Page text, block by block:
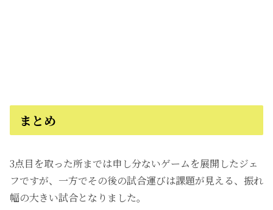
まとめ
3点目を取った所までは申し分ないゲームを展開したジェ
フですが、一方でその後の試合運びは課題が見える、振れ
幅の大きい試合となりました。